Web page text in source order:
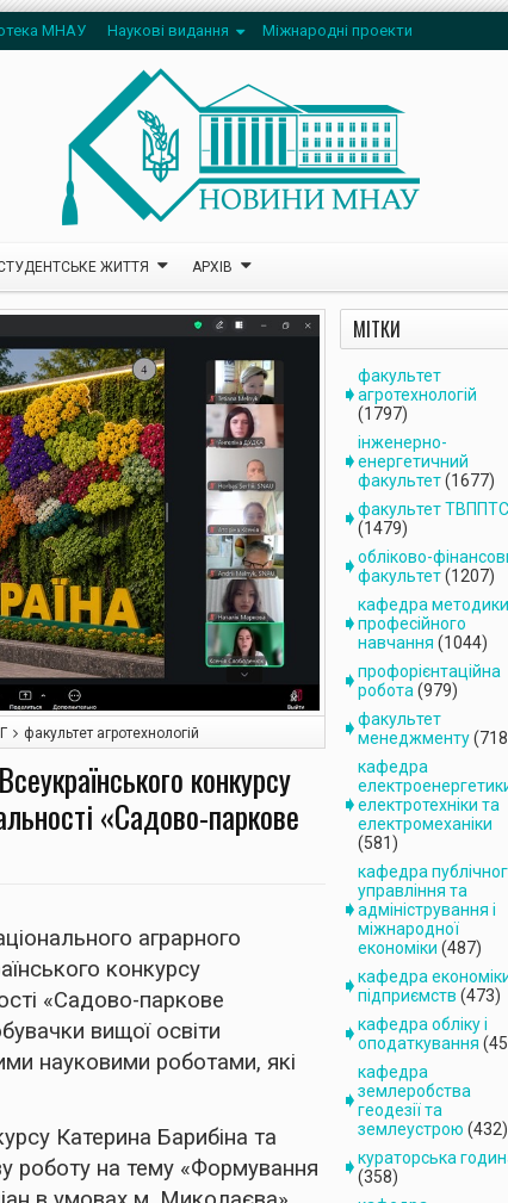
МНАУ Наукові видання Міжнародні проекти
ЖИТТЯ АРХІВ
факультет агротехнологій
конкурсу
«Садово-паркове
аграрного
конкурсу
«Садово-паркове
вищої освіти
науковими роботами, які
Катерина Барибіна та
роботу на тему «Формування
МІТКИ
факультет
агротехнологій
(1797)
інженерно-
енергетичний
факультет(1677)
факультет
(1479)
обліково-
факультет(1207)
кафедра методики
професійного
навчання (1044)
профорієнтаційна
робота (979)
факультет
менеджменту
кафедра
електротехніки та
електромеханіки
(581)
кафедра
управління та
адміністрування і
міжнародної
економіки (487)
кафедра
підприємств (473)
кафедра обліку і
оподаткування
кафедра
землеробства
геодезії та
землеустрою (432)
кураторська
(358)